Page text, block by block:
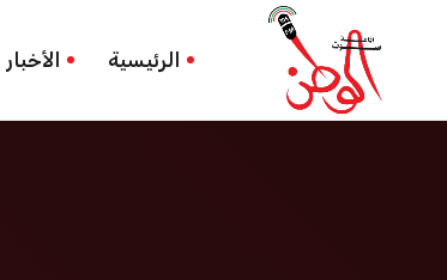
الرئيسية الأخبار
الرئيسيةجنود الاحتلال